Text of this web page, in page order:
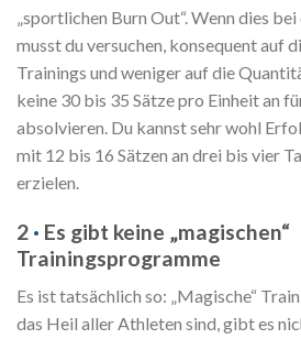
„sportlichen Burn Out“. Wenn dies
musst du versuchen, konsequent auf
Trainings und weniger auf die
keine 30 bis 35 Sätze pro Einheit an
absolvieren. Du kannst sehr wohl
mit 12 bis 16 Sätzen an drei bis vier
erzielen.
2 · Es gibt keine „magischen“
Trainingsprogramme
Es ist tatsächlich so: „Magische“
das Heil aller Athleten sind, gibt es